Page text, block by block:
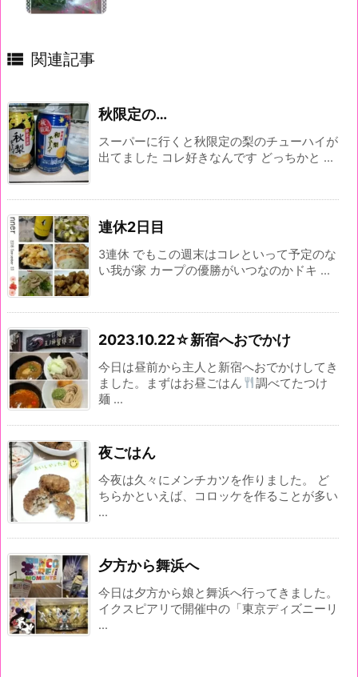
 関連記事
秋限定の…
スーパーに行くと秋限定の梨のチューハイが
出てました コレ好きなんです どっちかと ...
連休2日目
3連休 でもこの週末はコレといって予定のな
い我が家 カープの優勝がいつなのかドキ ...
2023.10.22☆新宿へおでかけ
今日は昼前から主人と新宿へおでかけしてき
ました。まずはお昼ごはん
調べてたつけ
麺 ...
夜ごはん
今夜は久々にメンチカツを作りました。 ど
ちらかといえば、コロッケを作ることが多い
...
夕方から舞浜へ
今日は夕方から娘と舞浜へ行ってきました。
イクスピアリで開催中の「東京ディズニーリ
...